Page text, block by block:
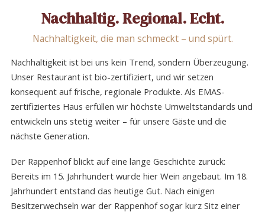
Nachhaltig. Regional. Echt.
Nachhaltigkeit, die man schmeckt – und spürt.
Nachhaltigkeit ist bei uns kein Trend, sondern Überzeugung.
Unser Restaurant ist bio-zertifiziert, und wir setzen
konsequent auf frische, regionale Produkte. Als EMAS-
zertifiziertes Haus erfüllen wir höchste Umweltstandards und
entwickeln uns stetig weiter – für unsere Gäste und die
nächste Generation.
Der Rappenhof blickt auf eine lange Geschichte zurück:
Bereits im 15. Jahrhundert wurde hier Wein angebaut. Im 18.
Jahrhundert entstand das heutige Gut. Nach einigen
Besitzerwechseln war der Rappenhof sogar kurz Sitz einer